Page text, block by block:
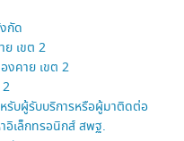
กัด
ย เขต 2
งคาย เขต 2
รับผู้รับบริการหรือผู้มาติดต่อ
เล็กทรอนิกส์ สพฐ.